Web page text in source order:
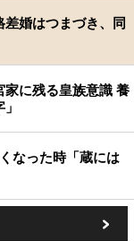
婚はつまづき、同
家に残る皇族意識 養
なった時「蔵には